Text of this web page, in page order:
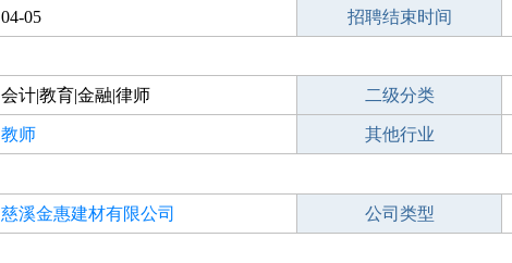
04-05 招聘结束时间
会计|教育|金融|律师 二级分类
教师 其他行业
慈溪金惠建材有限公司 公司类型